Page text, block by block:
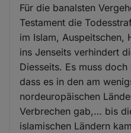
Für die banalsten
Testament die
im Islam, Auspeitschen,
ins Jenseits verhindert
Diesseits. Es muss
dass es in den am
nordeuropäischen
Verbrechen gab,… bis
islamischen Ländern